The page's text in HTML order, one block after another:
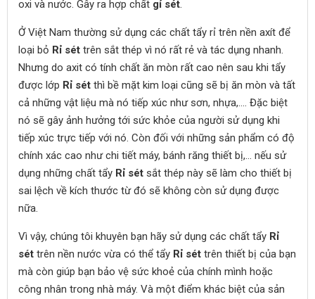
oxi và nước. Gây ra hợp chất gỉ sét
Ở Việt Nam thường sử dụng các chất tẩy rỉ trên nền axít để
loại bỏ Rỉ sét trên sắt thép vì nó rất rẻ và tác dụng nhanh.
Nhưng do axit có tính chất ăn mòn rất cao nên sau khi tẩy
được lớp Rỉ sét thì bề mặt kim loại cũng sẽ bị ăn mòn và tất
cả những vật liệu mà nó tiếp xúc như sơn, nhựa,.... Đặc biệt
nó sẽ gây ảnh hưởng tới sức khỏe của người sử dụng khi
tiếp xúc trực tiếp với nó. Còn đối với những sản phẩm có độ
chính xác cao như chi tiết máy, bánh răng thiết bị,… nếu sử
dụng những chất tẩy Rỉ sét sắt thép này sẽ làm cho thiết bị
sai lệch về kích thước từ đó sẽ không còn sử dụng được
nữa.
Vì vậy, chúng tôi khuyên bạn hãy sử dụng các chất tẩy Rỉ
sét trên nền nước vừa có thể tẩy Rỉ sét trên thiết bị của bạn
mà còn giúp bạn bảo vệ sức khoẻ của chính mình hoặc
công nhân trong nhà máy. Và một điểm khác biệt của sản